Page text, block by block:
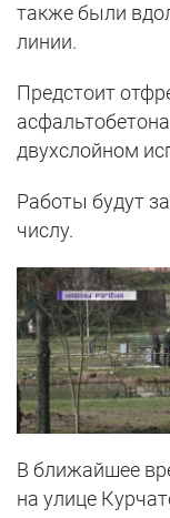
также были
линии.
Предстоит
двухслойном
Работы будут
числу.
В ближайшее
на улице